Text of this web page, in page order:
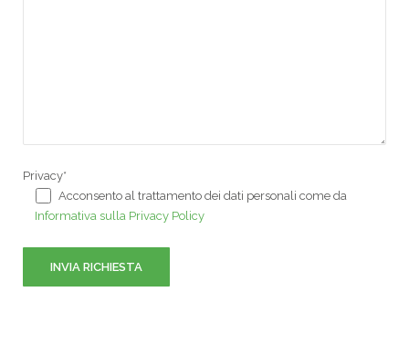
Privacy*
Acconsento al trattamento dei dati personali come da
Informativa sulla Privacy Policy